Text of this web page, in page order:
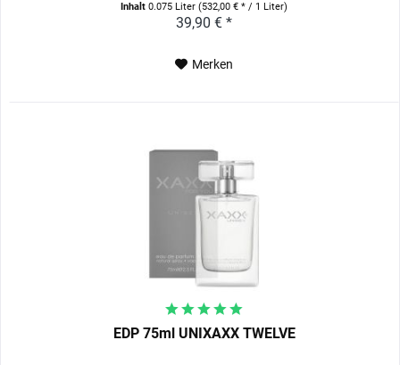
Inhalt0.075 Liter(532,00 € * / 1 Liter)
39,90 € *
Merken
EDP 75ml UNIXAXX TWELVE